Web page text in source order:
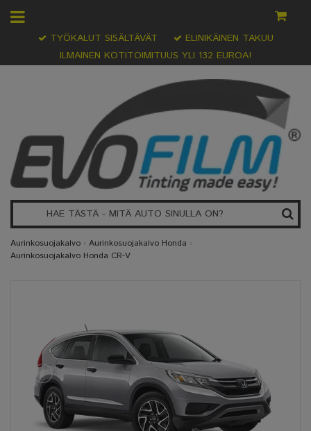
ILMAINEN KOTITOIMITUUS YLI 132 EUROA!
TYÖKALUT SISÄLTÄVÄT ELINIKÄINEN TAKUU
Aurinkosuojakalvo › Aurinkosuojakalvo Honda ›
Aurinkosuojakalvo Honda CR-V